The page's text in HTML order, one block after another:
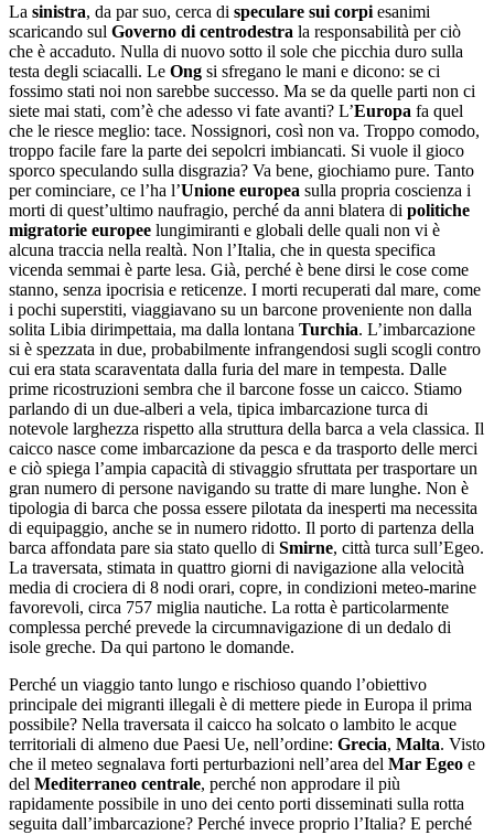
La sinistra, da par suo, cerca di speculare sui corpi esanimi
scaricando sul Governo di centrodestra la responsabilità per ciò
che è accaduto. Nulla di nuovo sotto il sole che picchia duro sulla
testa degli sciacalli. Le Ong si sfregano le mani e dicono: se ci
fossimo stati noi non sarebbe successo. Ma se da quelle parti non ci
siete mai stati, com’è che adesso vi fate avanti? L’Europa fa quel
che le riesce meglio: tace. Nossignori, così non va. Troppo comodo,
troppo facile fare la parte dei sepolcri imbiancati. Si vuole il gioco
sporco speculando sulla disgrazia? Va bene, giochiamo pure. Tanto
per cominciare, ce l’ha l’Unione europea sulla propria coscienza i
morti di quest’ultimo naufragio, perché da anni blatera di politiche
migratorie europee lungimiranti e globali delle quali non vi è
alcuna traccia nella realtà. Non l’Italia, che in questa specifica
vicenda semmai è parte lesa. Già, perché è bene dirsi le cose come
stanno, senza ipocrisia e reticenze. I morti recuperati dal mare, come
i pochi superstiti, viaggiavano su un barcone proveniente non dalla
solita Libia dirimpettaia, ma dalla lontana Turchia. L’imbarcazione
si è spezzata in due, probabilmente infrangendosi sugli scogli contro
cui era stata scaraventata dalla furia del mare in tempesta. Dalle
prime ricostruzioni sembra che il barcone fosse un caicco. Stiamo
parlando di un due-alberi a vela, tipica imbarcazione turca di
notevole larghezza rispetto alla struttura della barca a vela classica. Il
caicco nasce come imbarcazione da pesca e da trasporto delle merci
e ciò spiega l’ampia capacità di stivaggio sfruttata per trasportare un
gran numero di persone navigando su tratte di mare lunghe. Non è
tipologia di barca che possa essere pilotata da inesperti ma necessita
di equipaggio, anche se in numero ridotto. Il porto di partenza della
barca affondata pare sia stato quello di Smirne, città turca sull’Egeo.
La traversata, stimata in quattro giorni di navigazione alla velocità
media di crociera di 8 nodi orari, copre, in condizioni meteo-marine
favorevoli, circa 757 miglia nautiche. La rotta è particolarmente
complessa perché prevede la circumnavigazione di un dedalo di
isole greche. Da qui partono le domande.
Perché un viaggio tanto lungo e rischioso quando l’obiettivo
principale dei migranti illegali è di mettere piede in Europa il prima
possibile? Nella traversata il caicco ha solcato o lambito le acque
territoriali di almeno due Paesi Ue, nell’ordine: Grecia, Malta. Visto
che il meteo segnalava forti perturbazioni nell’area del Mar Egeo e
del Mediterraneo centrale, perché non approdare il più
rapidamente possibile in uno dei cento porti disseminati sulla rotta
seguita dall’imbarcazione? Perché invece proprio l’Italia? E perché